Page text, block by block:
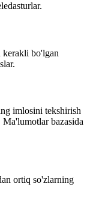
kerakli bo'lgan
imlosini tekshirish
bazasida
ortiq so'zlarning